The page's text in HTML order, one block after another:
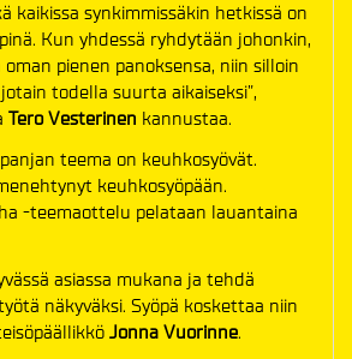
kaikissa synkimmissäkin hetkissä on
Kun yhdessä ryhdytään johonkin,
pienen panoksensa, niin silloin
todella suurta aikaiseksi”,
Tero Vesterinen kannustaa.​
teema on keuhkosyövät.
keuhkosyöpään.
-teemaottelu pelataan lauantaina
asiassa mukana ja tehdä
näkyväksi. Syöpä koskettaa niin
Jonna Vuorinne.